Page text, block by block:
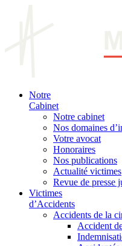
Notre
Cabinet
Notre cabinet
Nos domaines
Votre avocat
Honoraires
Nos publications
Actualité victimes
Revue de presse
Victimes
d’Accidents
Accidents de la
Accident